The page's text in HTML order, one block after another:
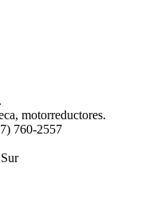
motorreductores.
760-2557